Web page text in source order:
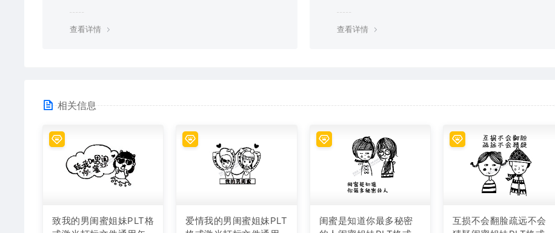
查看详情 查看详情
相关信息
致我的男闺蜜姐妹PLT格
爱情我的男闺蜜姐妹PLT
闺蜜是知道你最多秘密
互损不会翻脸疏远不会